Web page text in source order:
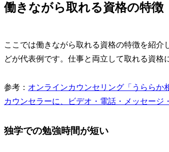
働きながら取れる資格の特徴
ここでは働きながら取れる資格の特徴を紹
どが代表例です。仕事と両立して取れる資格
参考： オンラインカウンセリング「うららか
カウンセラーに、ビデオ・電話・メッセージ
独学での勉強時間が短い